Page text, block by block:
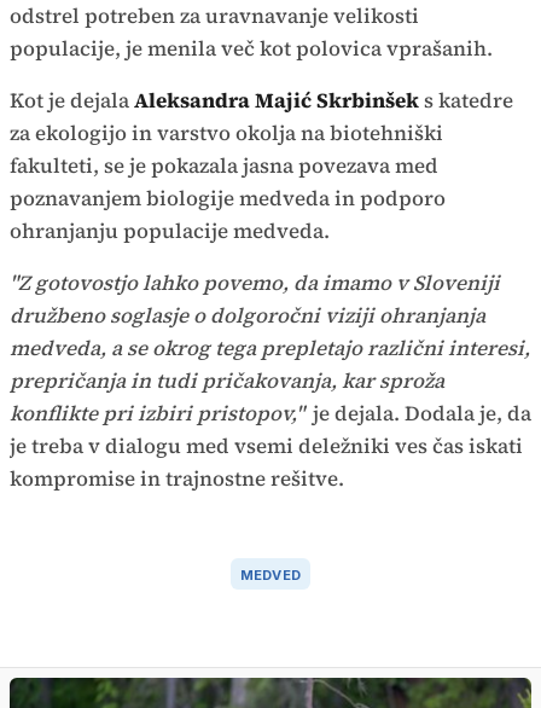
odstrel potreben za uravnavanje velikosti
populacije, je menila več kot polovica vprašanih.
Kot je dejalaAleksandra Majić Skrbinšeks katedre
za ekologijo in varstvo okolja na biotehniški
fakulteti, se je pokazala jasna povezava med
poznavanjem biologije medveda in podporo
ohranjanju populacije medveda.
"Z gotovostjo lahko povemo, da imamo v Sloveniji
družbeno soglasje o dolgoročni viziji ohranjanja
medveda, a se okrog tega prepletajo različni interesi,
prepričanja in tudi pričakovanja, kar sproža
konflikte pri izbiri pristopov," je dejala. Dodala je, da
je treba v dialogu med vsemi deležniki ves čas iskati
kompromise in trajnostne rešitve.
MEDVED